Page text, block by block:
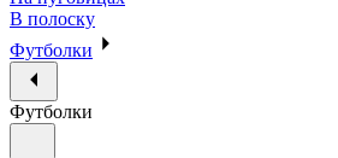
В полоску
Футболки
Футболки